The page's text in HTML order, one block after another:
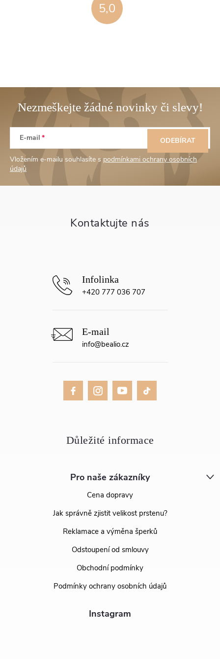
5,0
Z
p
E-mail
Vložením e-mailu souhlasíte s podmínkami ochrany osobních
údajů
ODEBÍRAT
Pro naše zákazníky
Cena dopravy
Jak správně zjistit velikost prstenu?
Reklamace a výměna šperků
Odstoupení od smlouvy
Obchodní podmínky
Podmínky ochrany osobních údajů
Instagram
info@bealio.cz
+420 777 036 707